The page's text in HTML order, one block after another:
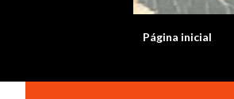
Página inicial